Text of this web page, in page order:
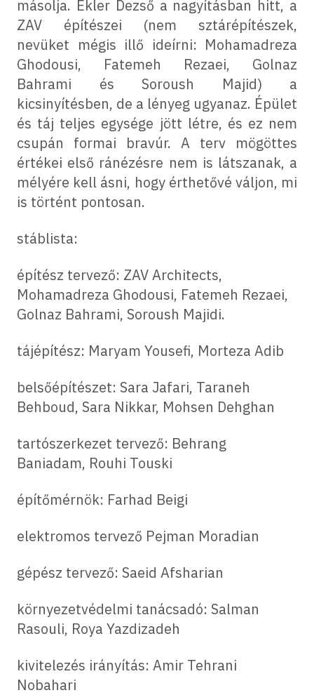
másolja. Ekler Dezső a nagyításban hitt, a
ZAV építészei (nem sztárépítészek,
nevüket mégis illő ideírni: Mohamadreza
Ghodousi, Fatemeh Rezaei, Golnaz
Bahrami és Soroush Majid) a
kicsinyítésben, de a lényeg ugyanaz. Épület
és táj teljes egysége jött létre, és ez nem
csupán formai bravúr. A terv mögöttes
értékei első ránézésre nem is látszanak, a
mélyére kell ásni, hogy érthetővé váljon, mi
is történt pontosan.
stáblista:
építész tervező: ZAV Architects,
Mohamadreza Ghodousi, Fatemeh Rezaei,
Golnaz Bahrami, Soroush Majidi.
tájépítész: Maryam Yousefi, Morteza Adib
belsőépítészet: Sara Jafari, Taraneh
Behboud, Sara Nikkar, Mohsen Dehghan
tartószerkezet tervező: Behrang
Baniadam, Rouhi Touski
építőmérnök: Farhad Beigi
elektromos tervező Pejman Moradian
gépész tervező: Saeid Afsharian
környezetvédelmi tanácsadó: Salman
Rasouli, Roya Yazdizadeh
kivitelezés irányítás: Amir Tehrani
Nobahari